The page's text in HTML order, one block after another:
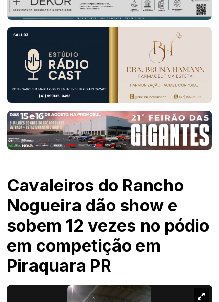
Cavaleiros do Rancho
Nogueira dão show e
sobem 12 vezes no pódio
em competição em
Piraquara PR